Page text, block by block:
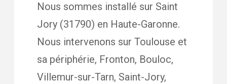
Nous sommes installé sur Saint
Jory (31790) en Haute-Garonne.
Nous intervenons sur Toulouse et
sa périphérie, Fronton, Bouloc,
Villemur-sur-Tarn, Saint-Jory,